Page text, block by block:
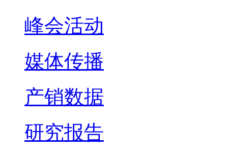
峰会活动
媒体传播
产销数据
研究报告